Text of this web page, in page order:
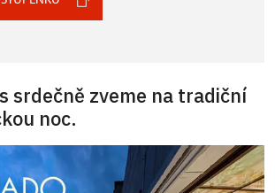
srdečně zveme na tradiční
noc.